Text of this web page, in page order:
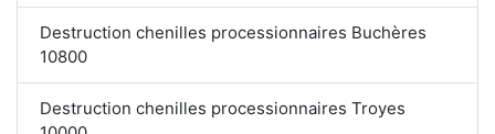
Destruction chenilles processionnaires Buchères
10800
Destruction chenilles processionnaires Troyes